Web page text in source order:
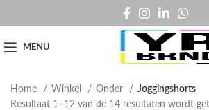
MENU
Home Winkel Onder
Joggingshorts
Resultaat 1–12 van de 14 resultaten wordt